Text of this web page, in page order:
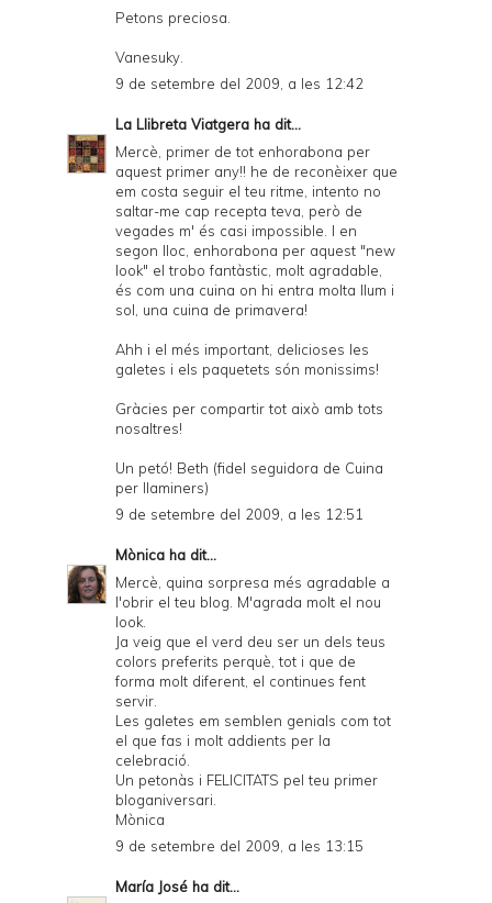
Petons preciosa.
Vanesuky.
9 de setembre del 2009, a les 12:42
La Llibreta Viatgera ha dit...
Mercè, primer de tot enhorabona per
aquest primer any!! he de reconèixer que
em costa seguir el teu ritme, intento no
saltar-me cap recepta teva, però de
vegades m' és casi impossible. I en
segon lloc, enhorabona per aquest "new
look" el trobo fantàstic, molt agradable,
és com una cuina on hi entra molta llum i
sol, una cuina de primavera!
Ahh i el més important, delicioses les
galetes i els paquetets són monissims!
Gràcies per compartir tot això amb tots
nosaltres!
Un petó! Beth (fidel seguidora de Cuina
per llaminers)
9 de setembre del 2009, a les 12:51
Mònica ha dit...
Mercè, quina sorpresa més agradable a
l'obrir el teu blog. M'agrada molt el nou
look.
Ja veig que el verd deu ser un dels teus
colors preferits perquè, tot i que de
forma molt diferent, el continues fent
servir.
Les galetes em semblen genials com tot
el que fas i molt addients per la
celebració.
Un petonàs i FELICITATS pel teu primer
bloganiversari.
Mònica
9 de setembre del 2009, a les 13:15
María José ha dit...